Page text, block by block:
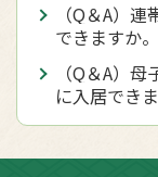
（Q＆A）
できますか。
（Q＆A）
に入居できま